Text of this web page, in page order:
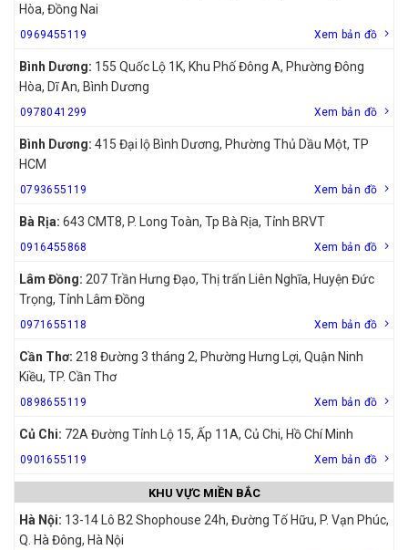
Hòa, Đồng Nai
0969455119 Xem bản đồ
Bình Dương: 155 Quốc Lộ 1K, Khu Phố Đông A, Phường Đông
Hòa, Dĩ An, Bình Dương
0978041299 Xem bản đồ
Bình Dương: 415 Đại lộ Bình Dương, Phường Thủ Dầu Một, TP
HCM
0793655119 Xem bản đồ
Bà Rịa: 643 CMT8, P. Long Toàn, Tp Bà Rịa, Tỉnh BRVT
0916455868 Xem bản đồ
Lâm Đồng: 207 Trần Hưng Đạo, Thị trấn Liên Nghĩa, Huyện Đức
Trọng, Tỉnh Lâm Đồng
0971655118 Xem bản đồ
Cần Thơ: 218 Đường 3 tháng 2, Phường Hưng Lợi, Quận Ninh
Kiều, TP. Cần Thơ
0898655119 Xem bản đồ
Củ Chi: 72A Đường Tỉnh Lộ 15, Ấp 11A, Củ Chi, Hồ Chí Minh
0901655119 Xem bản đồ
KHU VỰC MIỀN BẮC
Hà Nội: 13-14 Lô B2 Shophouse 24h, Đường Tố Hữu, P. Vạn Phúc,
Q. Hà Đông, Hà Nội